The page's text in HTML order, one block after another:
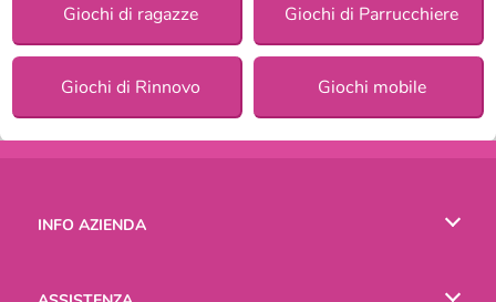
Giochi di ragazze Giochi di Parrucchiere
Giochi di Rinnovo Giochi mobile
INFO AZIENDA